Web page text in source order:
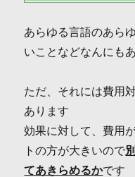
あらゆる言語のあら
いことなどなんにも
ただ、それには費用
あります
効果に対して、費用
トの方が大きいので
てあきらめるかです